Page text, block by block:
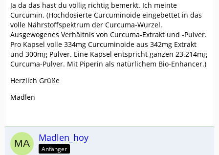
Ja da das hast du völlig richtig bemerkt. Ich meinte
Curcumin. (Hochdosierte Curcuminoide eingebettet in das
volle Nährstoffspektrum der Curcuma-Wurzel.
Ausgewogenes Verhältnis von Curcuma-Extrakt und -Pulver.
Pro Kapsel volle 334mg Curcuminoide aus 342mg Extrakt
und 300mg Pulver. Eine Kapsel entspricht ganzen 23.214mg
Curcuma-Pulver. Mit Piperin als natürlichem Bio-Enhancer.)
Herzlich Grüße
Madlen
Madlen_hoy
Anfänger